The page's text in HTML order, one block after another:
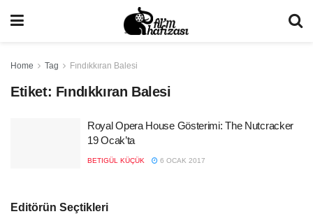
Home Tag Fındıkkıran Balesi
Etiket: Fındıkkıran Balesi
Royal Opera House Gösterimi: The Nutcracker
19 Ocak’ta
BETIGÜL KÜÇÜK 6 OCAK 2017
Editörün Seçtikleri